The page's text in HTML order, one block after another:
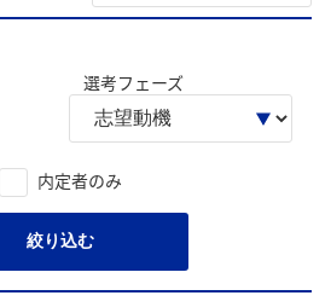
選考フェーズ
内定者のみ
絞り込む